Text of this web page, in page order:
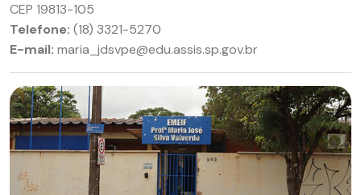
CEP 19813-105
Telefone: (18) 3321-5270
E-mail: maria_jdsvpe@edu.assis.sp.gov.br